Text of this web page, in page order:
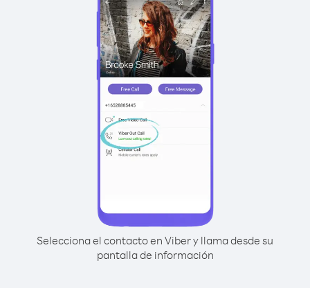
Selecciona el contacto en Viber y llama desde su
pantalla de información